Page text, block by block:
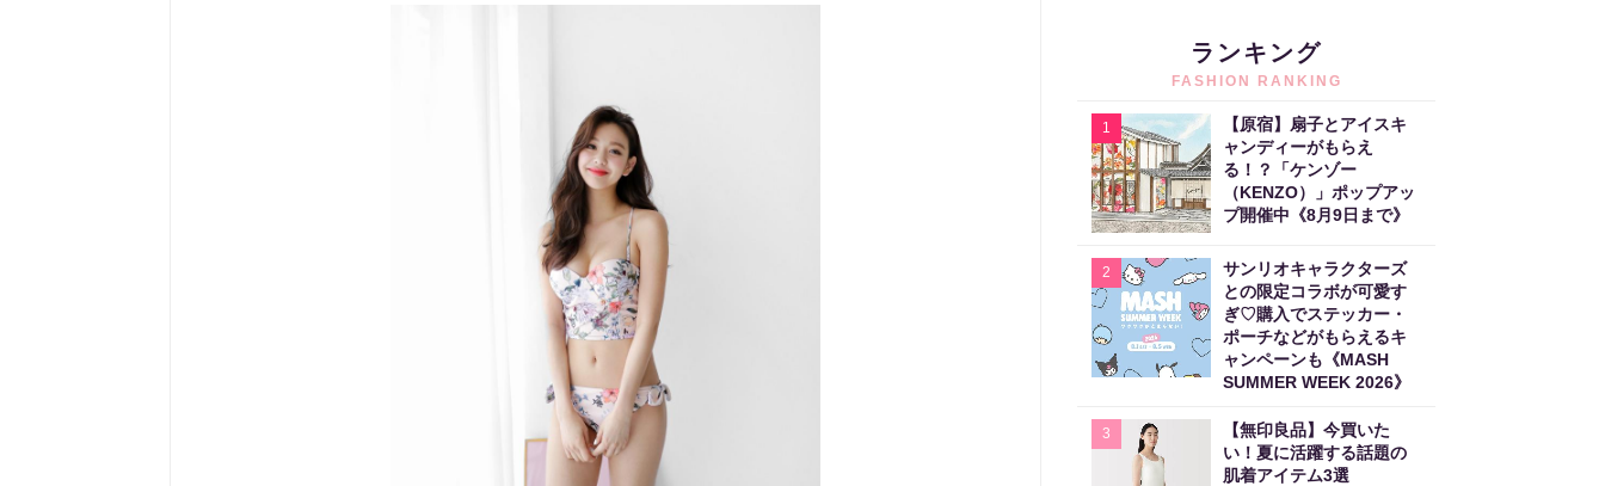
ランキング
FASHION RANKING
1
【原宿】扇子とアイスキ
ャンディーがもらえ
る！？「ケンゾー
（KENZO）」ポップアッ
プ開催中《8月9日まで》
2
サンリオキャラクターズ
との限定コラボが可愛す
ぎ♡購入でステッカー・
ポーチなどがもらえるキ
ャンペーンも《MASH
SUMMER WEEK 2026》
3
【無印良品】今買いた
い！夏に活躍する話題の
肌着アイテム3選